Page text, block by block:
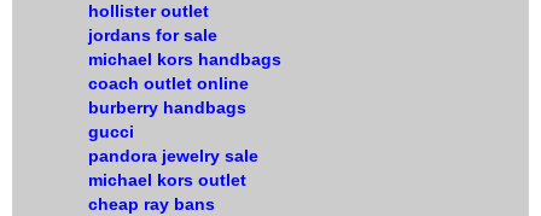
hollister outlet
jordans for sale
michael kors handbags
coach outlet online
burberry handbags
gucci
pandora jewelry sale
michael kors outlet
cheap ray bans